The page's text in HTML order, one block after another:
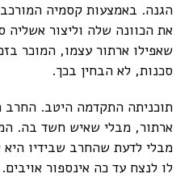
הגנה. באמצעות קסמיה
את הכוונה שלה וליצור אשליה
שאפילו ארתור עצמו, המוכר
סכנות, לא הבחין בכך.
תוכניתה התקדמה היטב. החרב
ארתור, מבלי שאיש חשד בה.
מבלי לדעת שהחרב שבידיו
לו לנצח עד כה אינספור אויבים.